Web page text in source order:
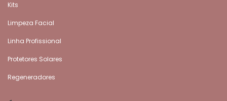
Kits
Limpeza Facial
Linha Profissional
Protetores Solares
Regeneradores